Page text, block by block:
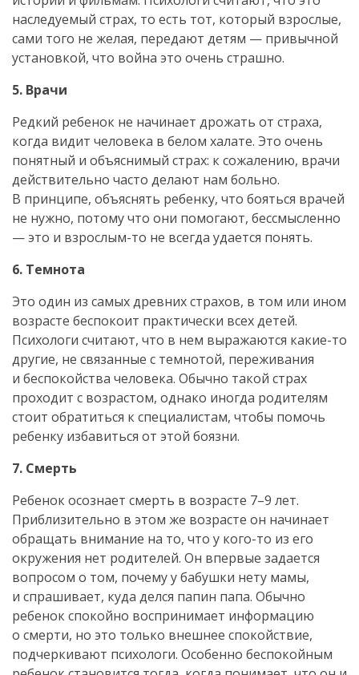
наследуемый страх, то есть тот, который взрослые,
сами того не желая, передают детям — привычной
установкой, что война это очень страшно.
5. Врачи
Редкий ребенок не начинает дрожать от страха,
когда видит человека в белом халате. Это очень
понятный и объяснимый страх: к сожалению, врачи
действительно часто делают нам больно.
В принципе, объяснять ребенку, что бояться врачей
не нужно, потому что они помогают, бессмысленно
— это и взрослым-то не всегда удается понять.
6. Темнота
Это один из самых древних страхов, в том или ином
возрасте беспокоит практически всех детей.
Психологи считают, что в нем выражаются какие-то
другие, не связанные с темнотой, переживания
и беспокойства человека. Обычно такой страх
проходит с возрастом, однако иногда родителям
стоит обратиться к специалистам, чтобы помочь
ребенку избавиться от этой боязни.
7. Смерть
Ребенок осознает смерть в возрасте 7–9 лет.
Приблизительно в этом же возрасте он начинает
обращать внимание на то, что у кого-то из его
окружения нет родителей. Он впервые задается
вопросом о том, почему у бабушки нету мамы,
и спрашивает, куда делся папин папа. Обычно
ребенок спокойно воспринимает информацию
о смерти, но это только внешнее спокойствие,
подчеркивают психологи. Особенно беспокойным